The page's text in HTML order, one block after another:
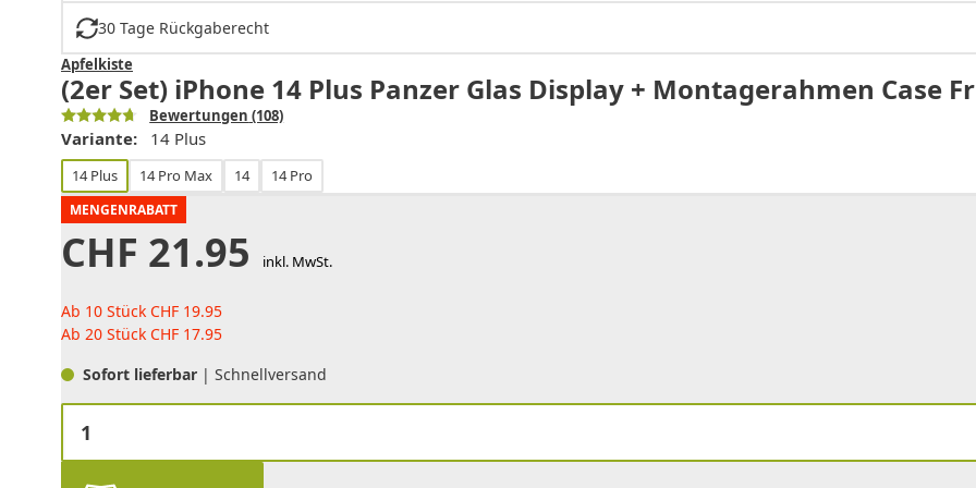
30 Tage Rückgaberecht
Apfelkiste
(2er Set) iPhone 14 Plus Panzer Glas Display + Montagerahmen Case
Bewertungen (108)
Variante: 14 Plus
14 Plus 14 Pro Max 14 14 Pro
MENGENRABATT
CHF 21.95 inkl. MwSt.
Ab 10 Stück CHF 19.95
Ab 20 Stück CHF 17.95
Sofort lieferbar | Schnellversand